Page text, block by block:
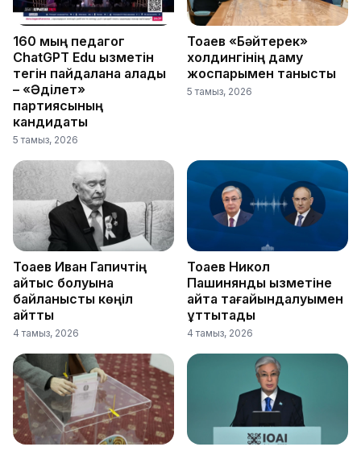
160 мың педагог
ChatGPT Edu қызметін
тегін пайдалана алады
– «Әділет»
партиясының
кандидаты
5 тамыз, 2026
Тоқаев «Бәйтерек»
холдингінің даму
жоспарымен танысты
5 тамыз, 2026
Тоқаев Иван Гапичтің
қайтыс болуына
байланысты көңіл
айтты
4 тамыз, 2026
Тоқаев Никол
Пашинянды қызметіне
қайта тағайындалуымен
құттықтады
4 тамыз, 2026